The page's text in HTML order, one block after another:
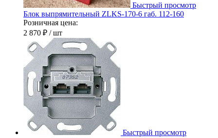
Быстрый просмотр
Блок выпрямительный ZLKS-170-6 габ. 112-160
Розничная цена:
2 870 ₽ / шт
Быстрый просмотр